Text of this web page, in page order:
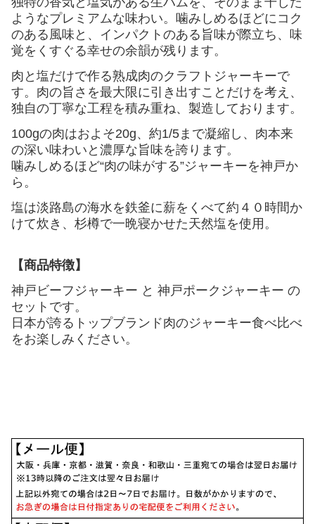
ようなプレミアムな味わい。噛みしめるほどにコク
のある風味と、インパクトのある旨味が際立ち、味
覚をくすぐる幸せの余韻が残ります。
肉と塩だけで作る熟成肉のクラフトジャーキーで
す。肉の旨さを最大限に引き出すことだけを考え、
独自の丁寧な工程を積み重ね、製造しております。
100gの肉はおよそ20g、約1/5まで凝縮し、肉本来
の深い味わいと濃厚な旨味を誇ります。
噛みしめるほど“肉の味がする”ジャーキーを神戸か
ら。
塩は淡路島の海水を鉄釜に薪をくべて約４０時間か
けて炊き、杉樽で一晩寝かせた天然塩を使用。
【商品特徴】
神戸ビーフジャーキー と 神戸ポークジャーキー の
セットです。
日本が誇るトップブランド肉のジャーキー食べ比べ
をお楽しみください。